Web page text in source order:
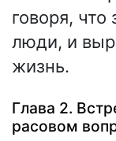
говоря,
люди, и
жизнь.
Глава 2.
расовом